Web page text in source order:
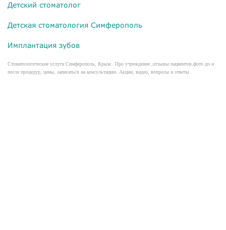
Детский стоматолог
Детская стоматология Симферополь
Имплантация зубов
Стоматологические услуги Симферополь, Крым.. Про учреждение ,отзывы пациентов,фото до и
после процедур, цены, записаться на консультацию. Акции, видео, вопросы и ответы.